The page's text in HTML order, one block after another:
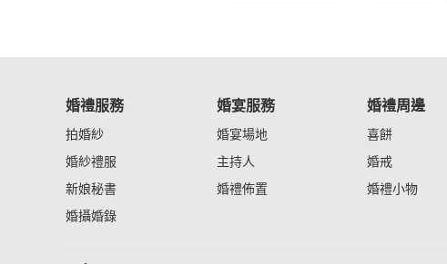
婚禮服務
拍婚紗
婚紗禮服
新娘秘書
婚攝婚錄
婚宴服務
婚宴場地
主持人
婚禮佈置
婚禮周邊
喜餅
婚戒
婚禮小物